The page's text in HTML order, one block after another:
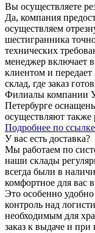
Вы осуществляете
Да, компания
осуществляем
шестигранника
технических
менеджер включает в
клиентом и передает
склад, где заказ
Филиалы компании
Петербурге
осуществляют также
Подробнее по ссылке
У вас есть доставка?
Мы работаем по
наши склады
всегда были в
комфортное для вас
Это особенно
контроль над
необходимым для
заказ к выдаче и